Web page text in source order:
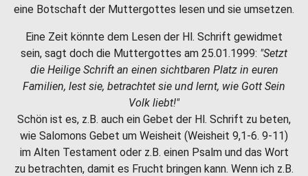
eine Botschaft der Muttergottes lesen und sie umsetzen.
Eine Zeit könnte dem Lesen der Hl. Schrift gewidmet
sein, sagt doch die Muttergottes am 25.01.1999: "Setzt
die Heilige Schrift an einen sichtbaren Platz in euren
Familien, lest sie, betrachtet sie und lernt, wie Gott Sein
Volk liebt!"
Schön ist es, z.B. auch ein Gebet der Hl. Schrift zu beten,
wie Salomons Gebet um Weisheit (Weisheit 9,1-6. 9-11)
im Alten Testament oder z.B. einen Psalm und das Wort
zu betrachten, damit es Frucht bringen kann. Wenn ich z.B.